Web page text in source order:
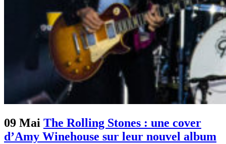
09 Mai The Rolling Stones : une cover
d’Amy Winehouse sur leur nouvel album